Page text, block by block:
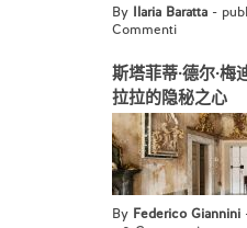
By Ilaria Baratta -
Commenti
斯塔菲蒂·德尔·梅
拉拉的隐秘之心
By Federico Giannini